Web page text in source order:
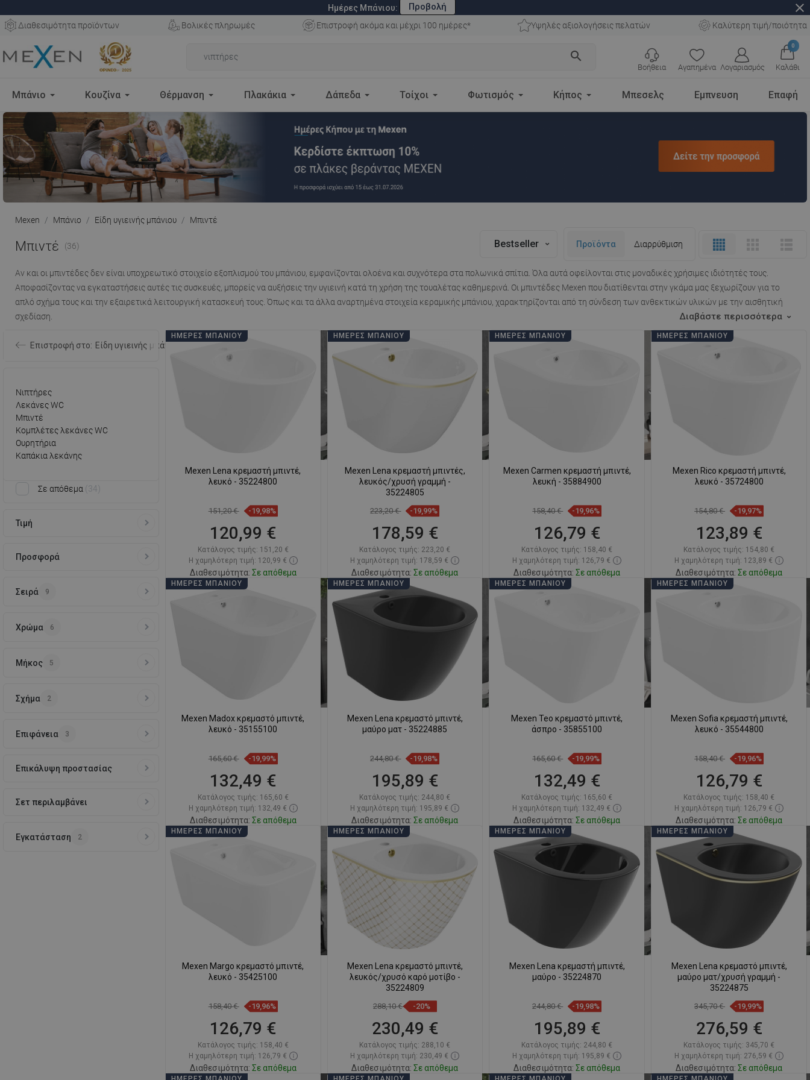
Ημέρες Μπάνιου: Προβολή close
Διαθεσιμότητα προϊόντων Βολικές πληρωμές Επιστροφή ακόμα και μέχρι 100 ημέρες* Υψηλές αξιολογήσεις πελατών Καλύτερη τιμή/ποιότητα
search
Αγαπημένα Λογαριασμός
0
Καλάθι
Βοήθεια
Μπάνιο Κουζίνα Θέρμανση Πλακάκια Δάπεδα Τοίχοι Φωτισμός Κήπος Μπεσελς Εμπνευση Επαφή
Mexen Μπάνιο Είδη υγιεινής μπάνιου Μπιντέ
Μπιντέ (36) Bestseller Προϊόντα Διαρρύθμιση
Αν και οι μπιντέδες δεν είναι υποχρεωτικό στοιχείο εξοπλισμού του μπάνιου, εμφανίζονται ολοένα και συχνότερα στα πολωνικά σπίτια. Όλα αυτά οφείλονται στις μοναδικές χρήσιμες ιδιότητές τους.
Αποφασίζοντας να εγκαταστήσεις αυτές τις συσκευές, μπορείς να αυξήσεις την υγιεινή κατά τη χρήση της τουαλέτας καθημερινά. Οι μπιντέδες Mexen που διατίθενται στην γκάμα μας ξεχωρίζουν για το
απλό σχήμα τους και την εξαιρετικά λειτουργική κατασκευή τους. Όπως και τα άλλα αναρτημένα στοιχεία κεραμικής μπάνιου, χαρακτηρίζονται από τη σύνδεση των ανθεκτικών υλικών με την αισθητική
σχεδίαση.
Διαβάστε περισσότερα
Νιπτήρες
Λεκάνες WC
Μπιντέ
Κομπλέτες λεκάνες WC
Ουρητήρια
Καπάκια λεκάνης
Σε απόθεμα 34
Τιμή
Προσφορά
Σειρά 9
Χρώμα 6
Μήκος 5
Σχήμα 2
Επιφάνεια 3
Επικάλυψη προστασίας
Σετ περιλαμβάνει
Εγκατάσταση 2
Επιστροφή στο: Είδη υγιεινής μπάνιου
ΗΜΈΡΕΣ ΜΠΆΝΙΟΥ
Mexen Lena κρεμαστή μπιντέ,
λευκό - 35224800
151,20 € -19,98%
120,99 €
Κατάλογος τιμής: 151,20 €
Η χαμηλότερη τιμή: 120,99 €
Διαθεσιμότητα: Σε απόθεμα
ΗΜΈΡΕΣ ΜΠΆΝΙΟΥ
Mexen Lena κρεμαστή μπιντές,
λευκός/χρυσή γραμμή -
35224805
223,20 € -19,99%
178,59 €
Κατάλογος τιμής: 223,20 €
Η χαμηλότερη τιμή: 178,59 €
Διαθεσιμότητα: Σε απόθεμα
Στο καλάθι
Σύγκριση
ΗΜΈΡΕΣ ΜΠΆΝΙΟΥ
Mexen Carmen κρεμαστή μπιντέ,
λευκή - 35884900
158,40 € -19,96%
126,79 €
Κατάλογος τιμής: 158,40 €
Η χαμηλότερη τιμή: 126,79 €
Διαθεσιμότητα: Σε απόθεμα
ΗΜΈΡΕΣ ΜΠΆΝΙΟΥ
Mexen Rico κρεμαστή μπιντέ,
λευκό - 35724800
154,80 € -19,97%
123,89 €
Κατάλογος τιμής: 154,80 €
Η χαμηλότερη τιμή: 123,89 €
Διαθεσιμότητα: Σε απόθεμα
ΗΜΈΡΕΣ ΜΠΆΝΙΟΥ
Mexen Madox κρεμαστό μπιντέ,
λευκό - 35155100
165,60 € -19,99%
132,49 €
Κατάλογος τιμής: 165,60 €
Η χαμηλότερη τιμή: 132,49 €
Διαθεσιμότητα: Σε απόθεμα
ΗΜΈΡΕΣ ΜΠΆΝΙΟΥ
Mexen Lena κρεμαστό μπιντέ,
μαύρο ματ - 35224885
244,80 € -19,98%
195,89 €
Κατάλογος τιμής: 244,80 €
Η χαμηλότερη τιμή: 195,89 €
Διαθεσιμότητα: Σε απόθεμα
Στο καλάθι
Σύγκριση
ΗΜΈΡΕΣ ΜΠΆΝΙΟΥ
Mexen Teo κρεμαστό μπιντέ,
άσπρο - 35855100
165,60 € -19,99%
132,49 €
Κατάλογος τιμής: 165,60 €
Η χαμηλότερη τιμή: 132,49 €
Διαθεσιμότητα: Σε απόθεμα
Στο καλάθι
Σύγκριση
ΗΜΈΡΕΣ ΜΠΆΝΙΟΥ
Mexen Sofia κρεμαστή μπιντέ,
λευκό - 35544800
158,40 € -19,96%
126,79 €
Κατάλογος τιμής: 158,40 €
Η χαμηλότερη τιμή: 126,79 €
Διαθεσιμότητα: Σε απόθεμα
Στο καλάθι
Σύγκριση
ΗΜΈΡΕΣ ΜΠΆΝΙΟΥ
Mexen Margo κρεμαστό μπιντέ,
λευκό - 35425100
158,40 € -19,96%
126,79 €
Κατάλογος τιμής: 158,40 €
Η χαμηλότερη τιμή: 126,79 €
Διαθεσιμότητα: Σε απόθεμα
ΗΜΈΡΕΣ ΜΠΆΝΙΟΥ
Mexen Lena κρεμαστό μπιντέ,
λευκός/χρυσό καρό μοτίβο -
35224809
288,10 € -20%
230,49 €
Κατάλογος τιμής: 288,10 €
Η χαμηλότερη τιμή: 230,49 €
Διαθεσιμότητα: Σε απόθεμα
ΗΜΈΡΕΣ ΜΠΆΝΙΟΥ
Mexen Lena κρεμαστή μπιντέ,
μαύρο - 35224870
244,80 € -19,98%
195,89 €
Κατάλογος τιμής: 244,80 €
Η χαμηλότερη τιμή: 195,89 €
Διαθεσιμότητα: Σε απόθεμα
ΗΜΈΡΕΣ ΜΠΆΝΙΟΥ
Mexen Lena κρεμαστό μπιντέ,
μαύρο ματ/χρυσή γραμμή -
35224875
345,70 € -19,99%
276,59 €
Κατάλογος τιμής: 345,70 €
Η χαμηλότερη τιμή: 276,59 €
Διαθεσιμότητα: Σε απόθεμα